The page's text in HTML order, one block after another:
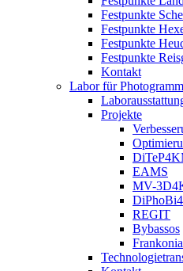
Festpunkte
Festpunkte
Festpunkte
Festpunkte
Kontakt
Labor für
Projekte
EAMS
MV-
REGIT
Bybassos